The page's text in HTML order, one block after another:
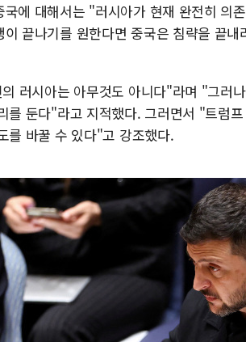
국에 대해서는 "러시아가 현재 완전히 의
이 끝나기를 원한다면 중국은 침략을 끝
러시아는 아무것도 아니다"라며 "그러
를 둔다"라고 지적했다. 그러면서 "트럼
를 바꿀 수 있다"고 강조했다.